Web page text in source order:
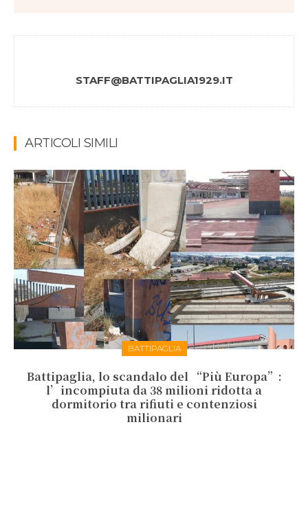
STAFF@BATTIPAGLIA1929.IT
ARTICOLI SIMILI
BATTIPAGLIA
Battipaglia, lo scandalo del “Più Europa”:
l’incompiuta da 38 milioni ridotta a
dormitorio tra rifiuti e contenziosi
milionari